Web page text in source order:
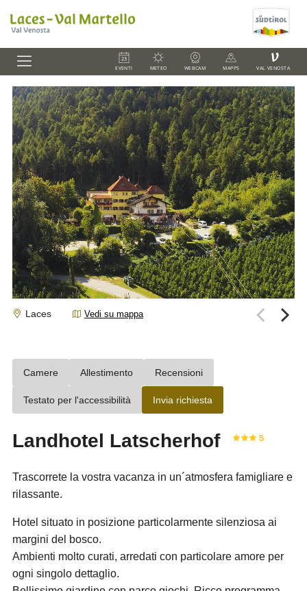
EVENTI METEO WEBCAM MAPPS
V
VAL VENOSTA